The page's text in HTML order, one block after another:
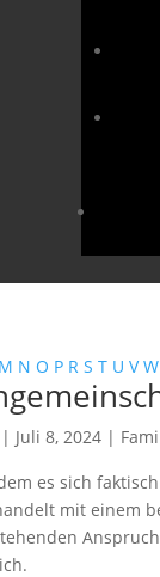
M N O P R S T U V W
Juli 8, 2024|
es sich
mit einem